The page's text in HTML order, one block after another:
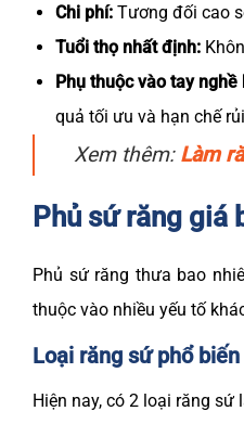
Chi phí:Tương đối cao
Tuổi thọ nhất định:
Phụ thuộc vào tay nghề
quả tối ưu và hạn chế
Xem thêm: Làm
Phủ sứ răng giá
Phủ sứ răng thưa bao
thuộc vào nhiều yếu tố
Loại răng sứ phổ biến
Hiện nay, có 2 loại răng